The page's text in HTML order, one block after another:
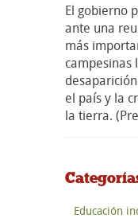
El gobierno
ante una
más
campesinas
el país y la
la tierra.
Educación